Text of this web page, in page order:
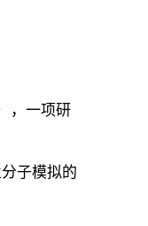
，一项研
子模拟的